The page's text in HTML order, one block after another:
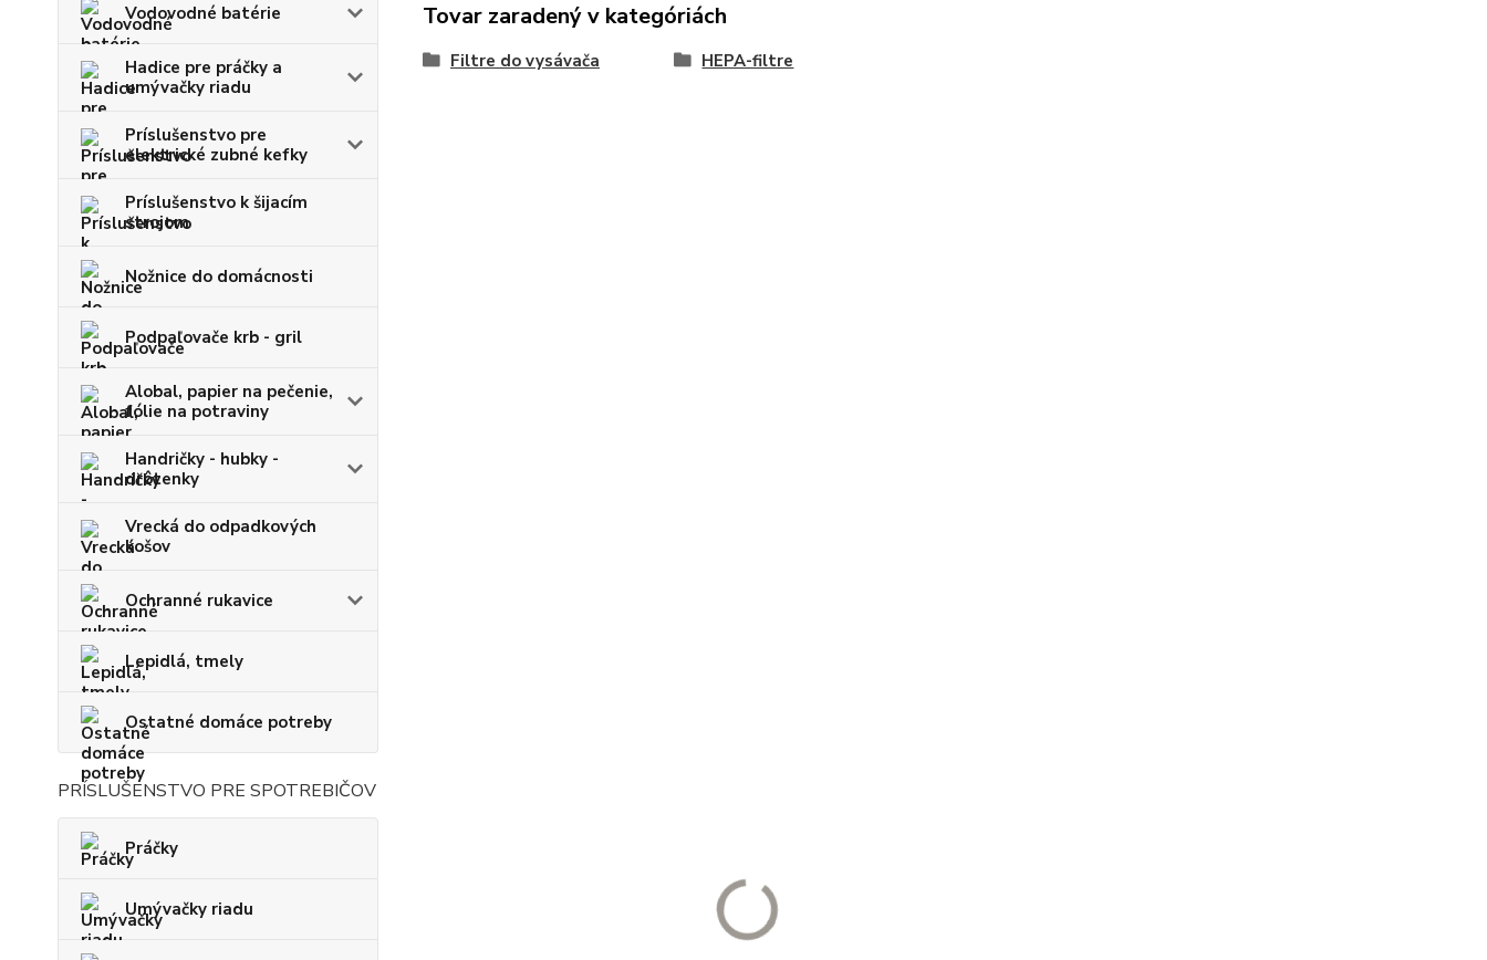
Vodovodné batérie
Hadice pre práčky a
umývačky riadu
Príslušenstvo pre
elektrické zubné kefky
Príslušenstvo k šijacím
strojom
Nožnice do domácnosti
Podpaľovače krb - gril
Alobal, papier na pečenie,
fólie na potraviny
Handričky - hubky -
drôtenky
Vrecká do odpadkových
košov
Ochranné rukavice
Lepidlá, tmely
Ostatné domáce potreby
PRÍSLUŠENSTVO PRE SPOTREBIČOV
Práčky
Umývačky riadu
Tovar zaradený v kategóriách
Filtre do vysávača HEPA-filtre